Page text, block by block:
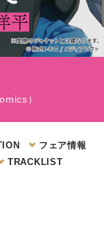
）
フェア情報
TRACKLIST